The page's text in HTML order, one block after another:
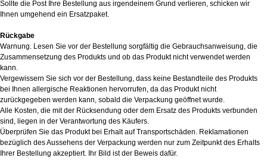
Sollte die Post Ihre Bestellung aus irgendeinem Grund verlieren, schicken wir
Ihnen umgehend ein Ersatzpaket.
Rückgabe
Warnung. Lesen Sie vor der Bestellung sorgfältig die Gebrauchsanweisung, die
Zusammensetzung des Produkts und ob das Produkt nicht verwendet werden
kann.
Vergewissern Sie sich vor der Bestellung, dass keine Bestandteile des Produkts
bei Ihnen allergische Reaktionen hervorrufen, da das Produkt nicht
zurückgegeben werden kann, sobald die Verpackung geöffnet wurde.
Alle Kosten, die mit der Rücksendung oder dem Ersatz des Produkts verbunden
sind, liegen in der Verantwortung des Käufers.
Überprüfen Sie das Produkt bei Erhalt auf Transportschäden. Reklamationen
bezüglich des Aussehens der Verpackung werden nur zum Zeitpunkt des Erhalts
Ihrer Bestellung akzeptiert. Ihr Bild ist der Beweis dafür.